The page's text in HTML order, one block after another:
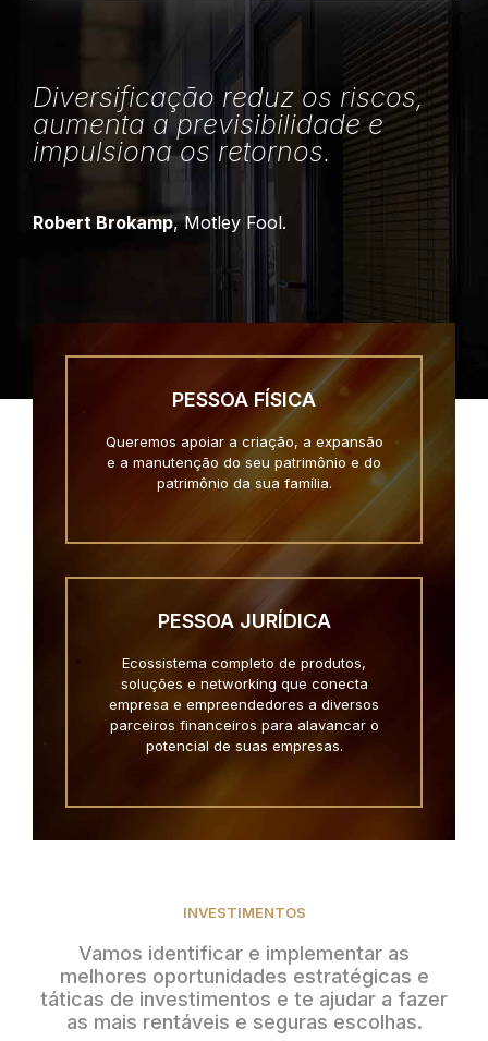
Diversificação reduz os riscos,
aumenta a previsibilidade e
impulsiona os retornos.
Robert Brokamp, Motley Fool.
PESSOA FÍSICA
Queremos apoiar a criação, a expansão
e a manutenção do seu patrimônio e do
patrimônio da sua família.
PESSOA JURÍDICA
Ecossistema completo de produtos,
soluções e networking que conecta
empresa e empreendedores a diversos
parceiros financeiros para alavancar o
potencial de suas empresas.
INVESTIMENTOS
Vamos identificar e implementar as
melhores oportunidades estratégicas e
táticas de investimentos e te ajudar a fazer
as mais rentáveis e seguras escolhas.